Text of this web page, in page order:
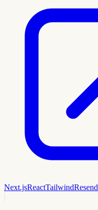
Next.jsReactTailwindResend